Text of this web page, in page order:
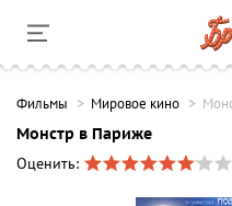
Фильмы Мировое кино
Монстр в Париже
Оценить: